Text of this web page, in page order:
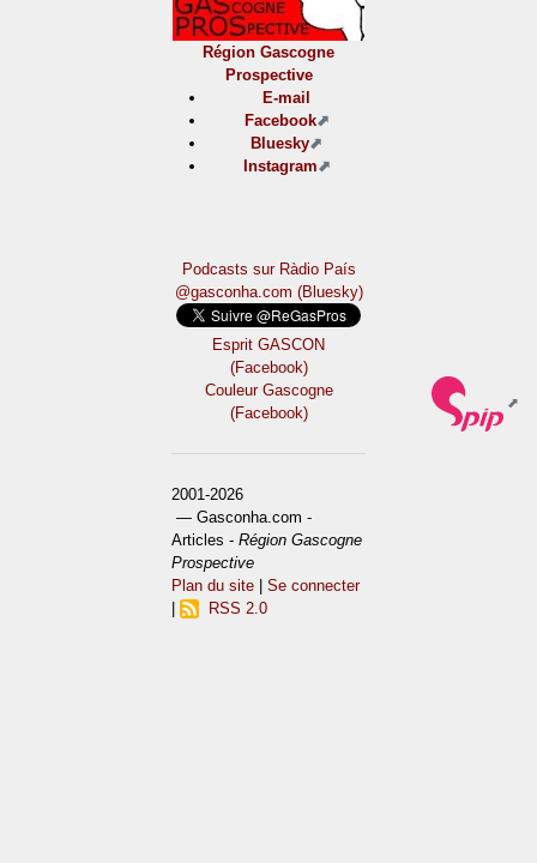
Région Gascogne
Prospective
E-mail
Facebook
Bluesky
Instagram
Podcasts sur Ràdio País
@gasconha.com (Bluesky)
Esprit GASCON
(Facebook)
Couleur Gascogne
(Facebook)
2001-2026
— Gasconha.com -
Articles -Région Gascogne
Prospective
Plan du site |Se connecter
RSS 2.0